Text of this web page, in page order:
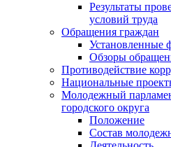
Результаты
условий труда
Обращения граждан
Установленные
Обзоры
Противодействие
Национальные
Молодежный
городского округа
Положение
Состав